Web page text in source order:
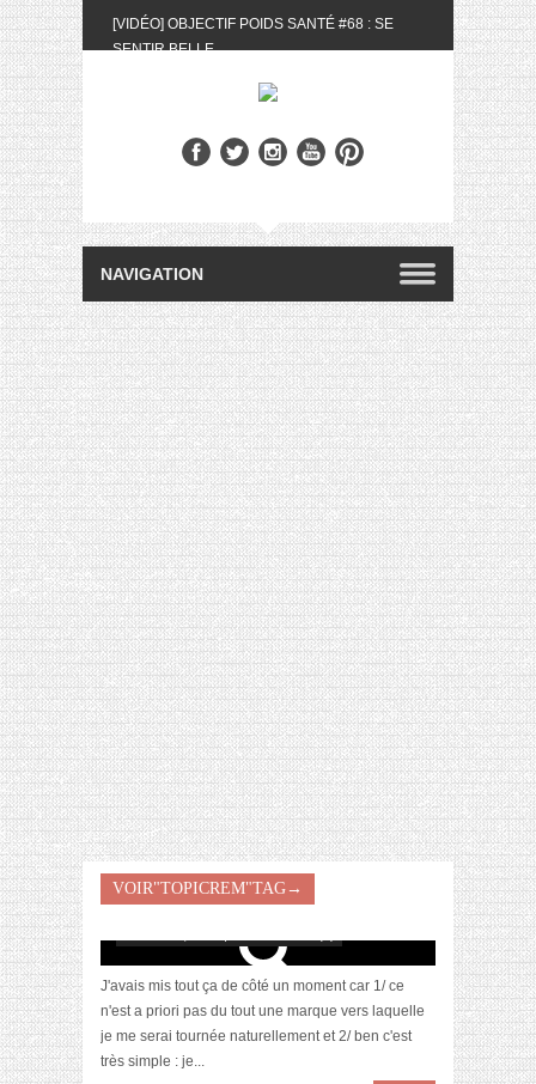
[VIDÉO] OBJECTIF POIDS SANTÉ #68 : SE
SENTIR BELLE
BIOTYFULL BOX DU MOIS DE MAI 2024 FEAT.
[VIDÉO] QUITOQUE #10 : MEAL PREP &
CONVIVIALITÉ
[VIDÉO] UNBOXING : LES MY LITTLE &
BIOTYFULL BOX DU MOIS D’AVRIL 2024
FEAT. AKILA
[VIDÉO] OBJECTIF POIDS SANTÉ #67 : L’AVIS
DES AUTRES, CE N’EST QUE LA VIE DES
AUTRES
[VIDÉO] UNBOXING : LES MY LITTLE &
BIOTYFULL BOX DES MOIS DE FÉVRIER ET
MARS 2024 FEAT. AKILA
[VIDÉO] LA SÉLECTION DU MOIS
#JANVIER2024
[VIDÉO] HELLOFRESH #34 : IDÉES
RECETTES RISOTTO
VOIR"TOPICREM"TAG→
[Revue] La gamme AC pour peaux mixtes à
grasses signée Topicrem
J'avais mis tout ça de côté un moment car 1/ ce
n'est a priori pas du tout une marque vers laquelle
je me serai tournée naturellement et 2/ ben c'est
très simple : je...